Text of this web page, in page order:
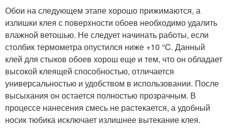
Обои на следующем этапе хорошо прижимаются, а
излишки клея с поверхности обоев необходимо удалить
влажной ветошью. Не следует начинать работы, если
столбик термометра опустился ниже +10 °C. Данный
клей для стыков обоев хорош еще и тем, что он обладает
высокой клеящей способностью, отличается
универсальностью и удобством в использовании. После
высыхания он остается полностью прозрачным. В
процессе нанесения смесь не растекается, а удобный
носик тюбика исключает излишнее вытекание клея.